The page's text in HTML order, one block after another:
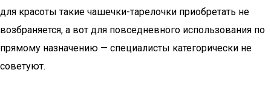
для красоты такие чашечки-тарелочки приобретать не
возбраняется, а вот для повседневного использования по
прямому назначению — специалисты категорически не
советуют.